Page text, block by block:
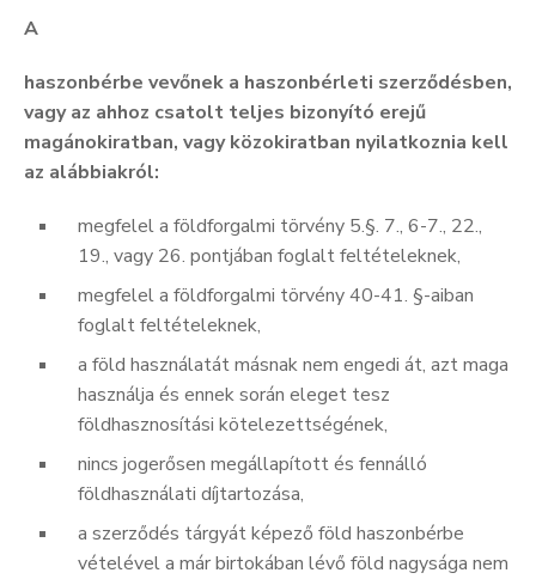
A
haszonbérbe vevőnek a haszonbérleti szerződésben,
vagy az ahhoz csatolt teljes bizonyító erejű
magánokiratban, vagy közokiratban nyilatkoznia kell
az alábbiakról:
megfelel a földforgalmi törvény 5.§. 7., 6-7., 22.,
19., vagy 26. pontjában foglalt feltételeknek,
megfelel a földforgalmi törvény 40-41. §-aiban
foglalt feltételeknek,
a föld használatát másnak nem engedi át, azt maga
használja és ennek során eleget tesz
földhasznosítási kötelezettségének,
nincs jogerősen megállapított és fennálló
földhasználati díjtartozása,
a szerződés tárgyát képező föld haszonbérbe
vételével a már birtokában lévő föld nagysága nem